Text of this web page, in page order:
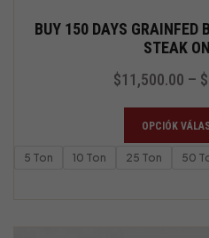
BUY 150 DAYS GRAINFED
STEAK
$11,500.00 – $
OPCIÓK
5 Ton 10 Ton 25 Ton 50